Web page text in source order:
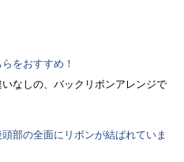
をおすすめ！
なしの、バックリボンアレンジで
部の全面にリボンが結ばれていま